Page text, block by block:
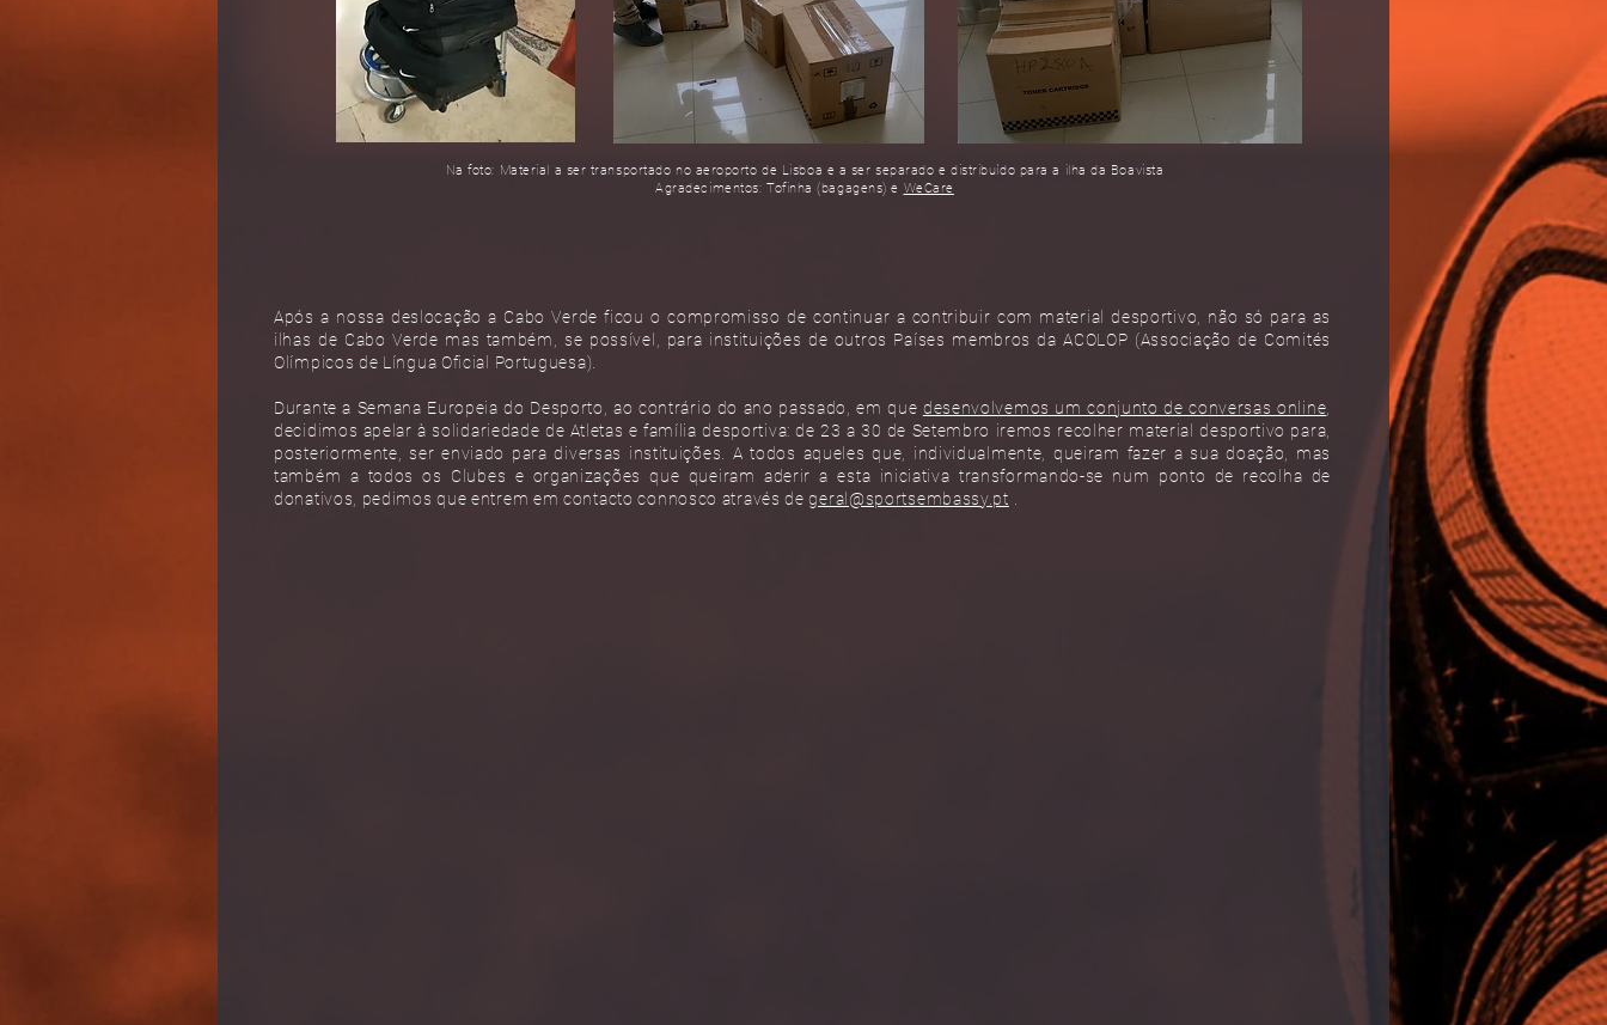
Após a nossa deslocação a Cabo Verde ficou o compromisso de continuar a contribuir com material desportivo, não só para as
ilhas de Cabo Verde mas também, se possível, para instituições de outros Países membros da ACOLOP (Associação de Comités
Olímpicos de Língua Oficial Portuguesa).
Durante a Semana Europeia do Desporto, ao contrário do ano passado, em que desenvolvemos um conjunto de conversas online
decidimos apelar à solidariedade de Atletas e família desportiva: de 23 a 30 de Setembro iremos recolher material desportivo para,
posteriormente, ser enviado para diversas instituições. A todos aqueles que, individualmente, queiram fazer a sua doação, mas
também a todos os Clubes e organizações que queiram aderir a esta iniciativa transformando-se num ponto de recolha de
donativos, pedimos que entrem em contacto connosco através degeral@sportsembassy.pt
Na foto: Material a ser transportado no aeroporto de Lisboa e a ser separado e distribuído para a ilha da Boavista
Agradecimentos: Tofinha (bagagens) e WeCare